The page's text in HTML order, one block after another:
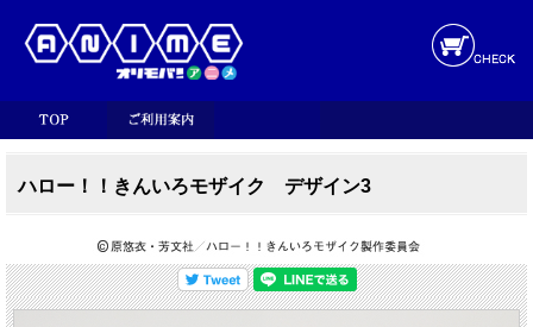
ハロー！！きんいろモザイク デザイン3